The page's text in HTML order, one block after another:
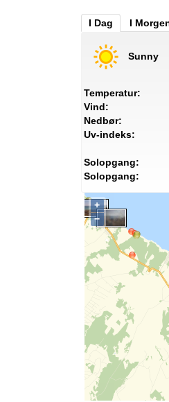
I Dag I
Sunny
Temperatur:
Vind:
Nedbør:
Uv-indeks:
Solopgang:
Solopgang:
+
−